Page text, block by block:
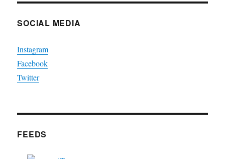
SOCIAL MEDIA
Instagram
Facebook
Twitter
FEEDS